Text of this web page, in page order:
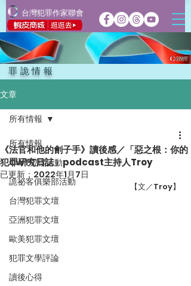
台灣犯罪作家聯會
罪詭情報
文章
所有情報
CWT犯聯活動
詭祕客俱樂部活動
台灣犯罪文壇
亞洲犯罪文壇
歐美犯罪文壇
犯罪文學評論
讀後心得
所有情報
《法官和他的劊子手》讀後感／「惡之根：你的
犯罪研究日誌」podcast主持人Troy
已更新： 2022年1月7日
【文／Troy】